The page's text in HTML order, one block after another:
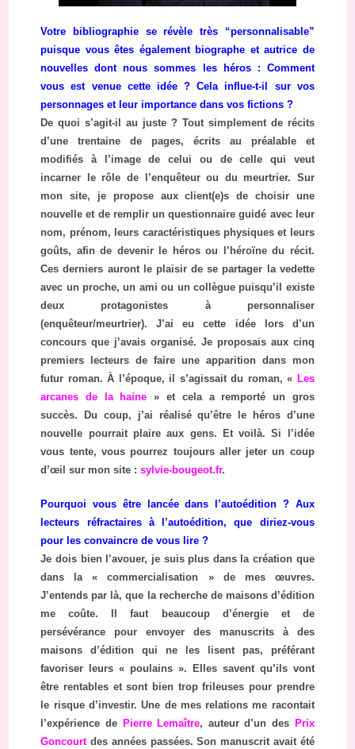
Votre bibliographie se révèle très “personnalisable”
puisque vous êtes également biographe et autrice de
nouvelles dont nous sommes les héros : Comment
vous est venue cette idée ? Cela influe-t-il sur vos
personnages et leur importance dans vos fictions ?
De quoi s’agit-il au juste ? Tout simplement de récits
d’une trentaine de pages, écrits au préalable et
modifiés à l’image de celui ou de celle qui veut
incarner le rôle de l’enquêteur ou du meurtrier. Sur
mon site, je propose aux client(e)s de choisir une
nouvelle et de remplir un questionnaire guidé avec leur
nom, prénom, leurs caractéristiques physiques et leurs
goûts, afin de devenir le héros ou l’héroïne du récit.
Ces derniers auront le plaisir de se partager la vedette
avec un proche, un ami ou un collègue puisqu’il existe
deux protagonistes à personnaliser
(enquêteur/meurtrier). J’ai eu cette idée lors d’un
concours que j’avais organisé. Je proposais aux cinq
premiers lecteurs de faire une apparition dans mon
futur roman. À l’époque, il s’agissait du roman, « Les
arcanes de la haine » et cela a remporté un gros
succès. Du coup, j’ai réalisé qu’être le héros d’une
nouvelle pourrait plaire aux gens. Et voilà. Si l’idée
vous tente, vous pourrez toujours aller jeter un coup
d’œil sur mon site :sylvie-bougeot.fr.
Pourquoi vous être lancée dans l’autoédition ? Aux
lecteurs réfractaires à l’autoédition, que diriez-vous
pour les convaincre de vous lire ?
Je dois bien l’avouer, je suis plus dans la création que
dans la « commercialisation » de mes œuvres.
J’entends par là, que la recherche de maisons d’édition
me coûte. Il faut beaucoup d’énergie et de
persévérance pour envoyer des manuscrits à des
maisons d’édition qui ne les lisent pas, préférant
favoriser leurs « poulains ». Elles savent qu’ils vont
être rentables et sont bien trop frileuses pour prendre
le risque d’investir. Une de mes relations me racontait
l’expérience de Pierre Lemaître, auteur d’un des Prix
Goncourtdes années passées. Son manuscrit avait été